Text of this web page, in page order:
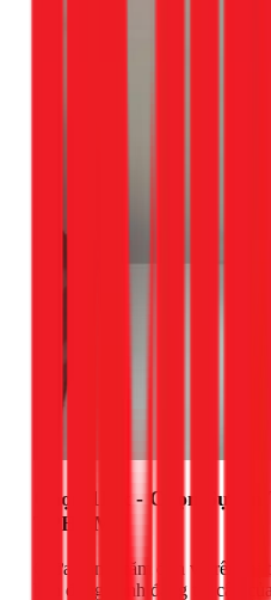
Chọn 1Fix - Chọn Sự
TPHCM
Giữa hàng trăm đơn vị trên
bạn đồng hành đáng tin cậy